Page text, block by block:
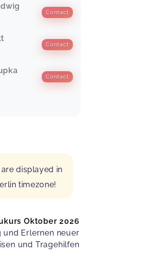
Contact
Contact
Contact
displayed in
timezone!
Oktober 2026
Erlernen neuer
und Tragehilfen